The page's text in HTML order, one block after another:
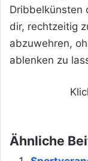
Dribbelkünsten
dir, rechtzeitig
abzuwehren,
ablenken zu
Ähnliche